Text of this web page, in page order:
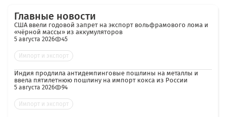
Главные новости
США ввели годовой запрет на экспорт вольфрамового лома и
«чёрной массы» из аккумуляторов
5 августа 2026 45
Импорт и экспорт
Индия продлила антидемпинговые пошлины на металлы и
ввела пятилетнюю пошлину на импорт кокса из России
5 августа 2026 94
Импорт и экспорт